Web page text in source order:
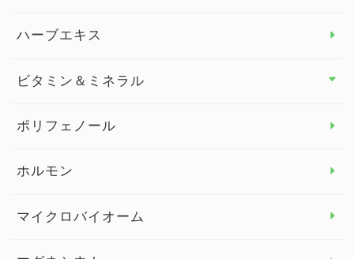
健康セミナー
ダイエット トップ
ハーブエキス
ビタミン＆ミネラル
ビタミン＆ミネラル トップ
ポリフェノール
ホルモン
マイクロバイオーム